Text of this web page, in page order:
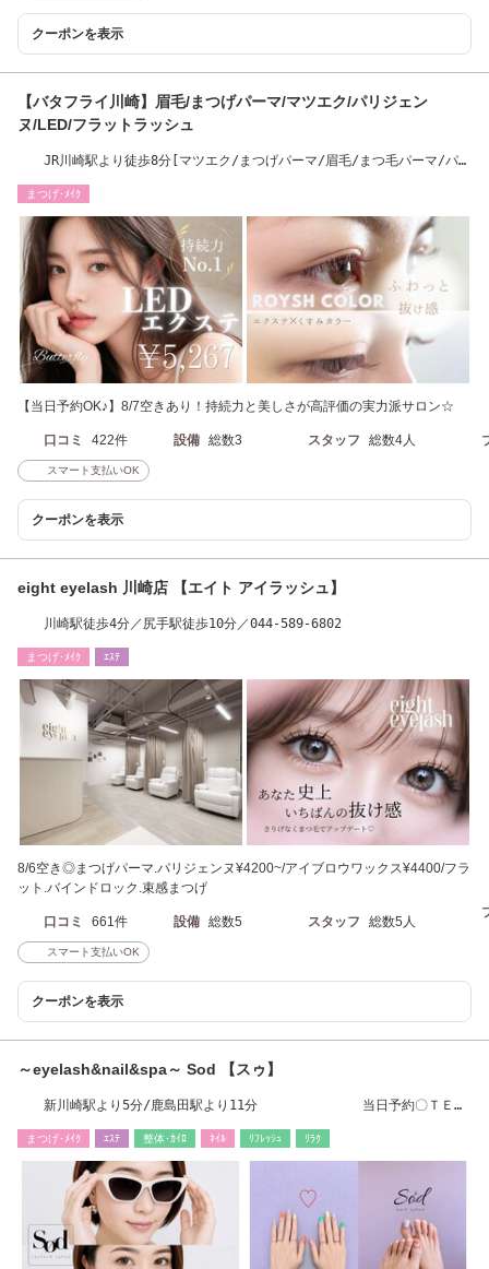
クーポンを表示
【バタフライ川崎】眉毛/まつげパーマ/マツエク/パリジェン
ヌ/LED/フラットラッシュ
JR川崎駅より徒歩8分[マツエク/まつげパーマ/眉毛/まつ毛パーマ/パリ
まつげ･ﾒｲｸ
【当日予約OK♪】8/7空きあり！持続力と美しさが高評価の実力派サロン☆
口コミ 422件 設備 総数3 スタッフ 総数4人
スマート支払いOK
クーポンを表示
eight eyelash 川崎店 【エイト アイラッシュ】
川崎駅徒歩4分／尻手駅徒歩10分／044-589-6802
まつげ･ﾒｲｸ ｴｽﾃ
8/6空き◎まつげパーマ.パリジェンヌ¥4200~/アイブロウワックス¥4400/フラ
ット.バインドロック.束感まつげ
口コミ 661件 設備 総数5 スタッフ 総数5人
スマート支払いOK
クーポンを表示
～eyelash&nail&spa～ Sod 【スゥ】
新川崎駅より5分/鹿島田駅より11分 当日予約〇ＴＥＬ
まつげ･ﾒｲｸ ｴｽﾃ 整体･ｶｲﾛ ﾈｲﾙ ﾘﾌﾚｯｼｭ ﾘﾗｸ